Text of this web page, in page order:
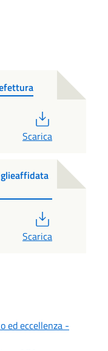
Scarica
Scarica
ed eccellenza -